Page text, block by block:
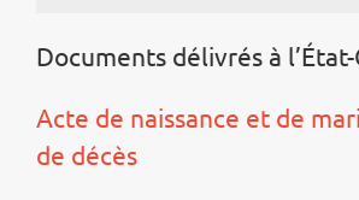
Documents délivrés à
Acte de naissance et de
de décès